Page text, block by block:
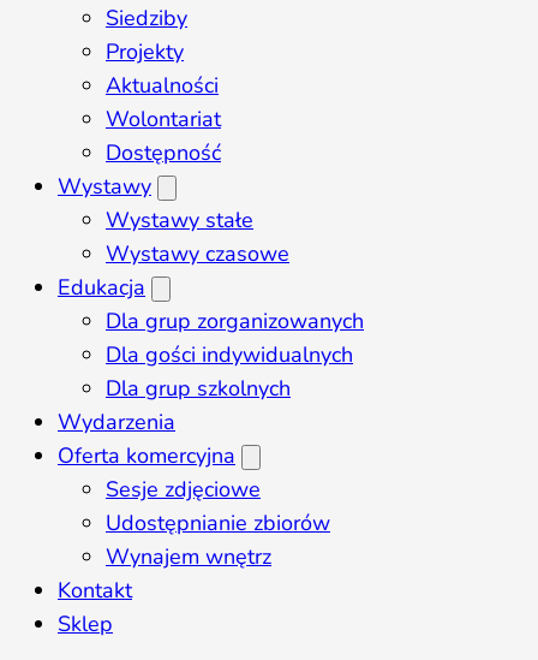
Siedziby
Projekty
Aktualności
Wolontariat
Dostępność
Wystawy
Wystawy stałe
Wystawy czasowe
Edukacja
Dla grup zorganizowanych
Dla gości indywidualnych
Dla grup szkolnych
Wydarzenia
Oferta komercyjna
Sesje zdjęciowe
Udostępnianie zbiorów
Wynajem wnętrz
Kontakt
Sklep